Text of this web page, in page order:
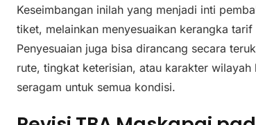
Keseimbangan inilah yang menjadi inti
tiket, melainkan menyesuaikan kerangka
Penyesuaian juga bisa dirancang secara
rute, tingkat keterisian, atau karakter
seragam untuk semua kondisi.